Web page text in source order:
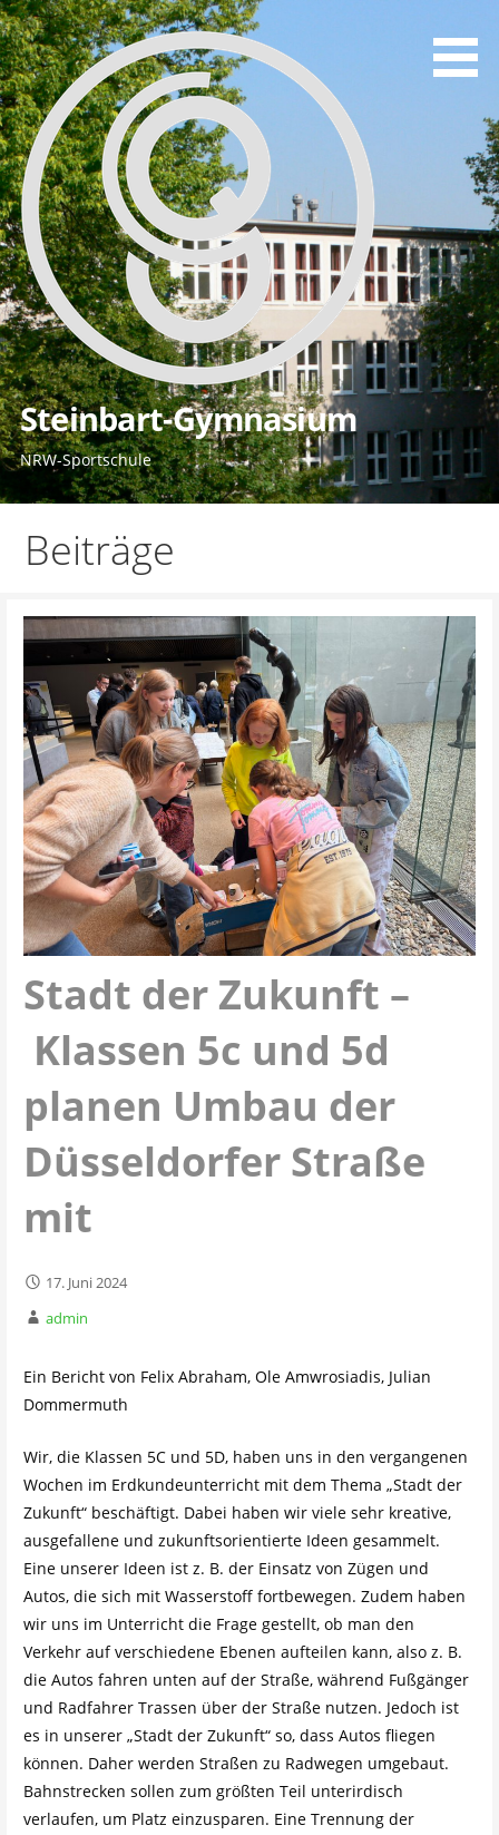
Zum
Inhalt
springen
Steinbart-Gymnasium
NRW-Sportschule
Beiträge
Stadt der Zukunft –
Klassen 5c und 5d
planen Umbau der
Düsseldorfer Straße
mit
17. Juni 2024
admin
Ein Bericht von Felix Abraham, Ole Amwrosiadis, Julian
Dommermuth
Wir, die Klassen 5C und 5D, haben uns in den vergangenen
Wochen im Erdkundeunterricht mit dem Thema „Stadt der
Zukunft“ beschäftigt. Dabei haben wir viele sehr kreative,
ausgefallene und zukunftsorientierte Ideen gesammelt.
Eine unserer Ideen ist z. B. der Einsatz von Zügen und
Autos, die sich mit Wasserstoff fortbewegen. Zudem haben
wir uns im Unterricht die Frage gestellt, ob man den
Verkehr auf verschiedene Ebenen aufteilen kann, also z. B.
die Autos fahren unten auf der Straße, während Fußgänger
und Radfahrer Trassen über der Straße nutzen. Jedoch ist
es in unserer „Stadt der Zukunft“ so, dass Autos fliegen
können. Daher werden Straßen zu Radwegen umgebaut.
Bahnstrecken sollen zum größten Teil unterirdisch
verlaufen, um Platz einzusparen. Eine Trennung der